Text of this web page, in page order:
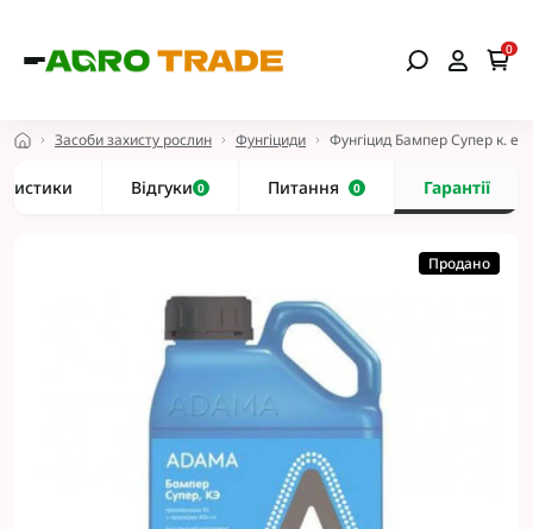
0
Засоби захисту рослин Фунгіциди Фунгіцид Бампер Супер к. е
Відгуки 0 Питання 0 Гарантії
Продано